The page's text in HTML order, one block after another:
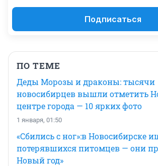
Подписаться
ПО ТЕМЕ
Деды Морозы и драконы: тысячи
новосибирцев вышли отметить
центре города — 10 ярких фото
1 января, 01:50
«Сбились с ног»:в Новосибирске
потерявшихся питомцев — они
Новый год»